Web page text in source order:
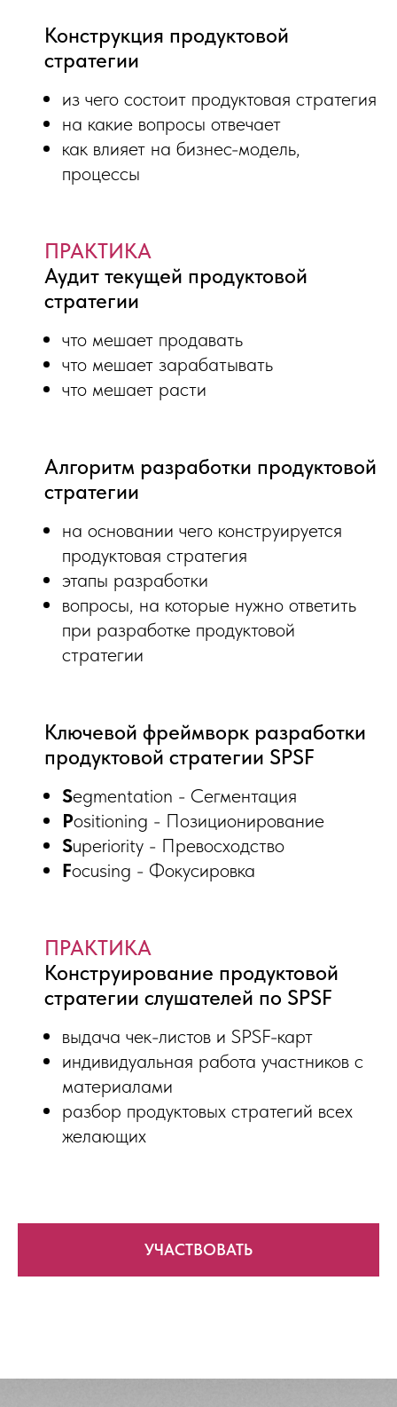
Конструкция продуктовой
стратегии
из чего состоит продуктовая стратегия
на какие вопросы отвечает
как влияет на бизнес-модель,
процессы
ПРАКТИКА
Аудит текущей продуктовой
стратегии
что мешает продавать
что мешает зарабатывать
что мешает расти
Алгоритм разработки продуктовой
стратегии
на основании чего конструируется
продуктовая стратегия
этапы разработки
вопросы, на которые нужно ответить
при разработке продуктовой
стратегии
Ключевой фреймворк разработки
продуктовой стратегии SPSF
Segmentation - Сегментация
Positioning - Позиционирование
Superiority - Превосходство
Focusing - Фокусировка
ПРАКТИКА
Конструирование продуктовой
стратегии слушателей по SPSF
выдача чек-листов и SPSF-карт
индивидуальная работа участников с
материалами
разбор продуктовых стратегий всех
желающих
УЧАСТВОВАТЬ